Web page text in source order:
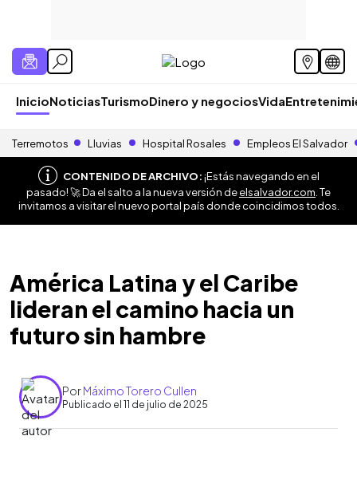
InicioNoticiasTurismoDinero y negociosVida
Terremotos Lluvias Hospital Rosales Empleos El Salvador
CONTENIDO DE ARCHIVO:¡Estás navegando en el
pasado! 🚀 Da el salto a la nueva versión deelsalvador.com . Te
invitamos a visitar el nuevo portal país donde coincidimos todos.
América Latina y el Caribe
lideran el camino hacia un
futuro sin hambre
PorMáximo Torero Cullen
Publicado el 11 de julio de 2025